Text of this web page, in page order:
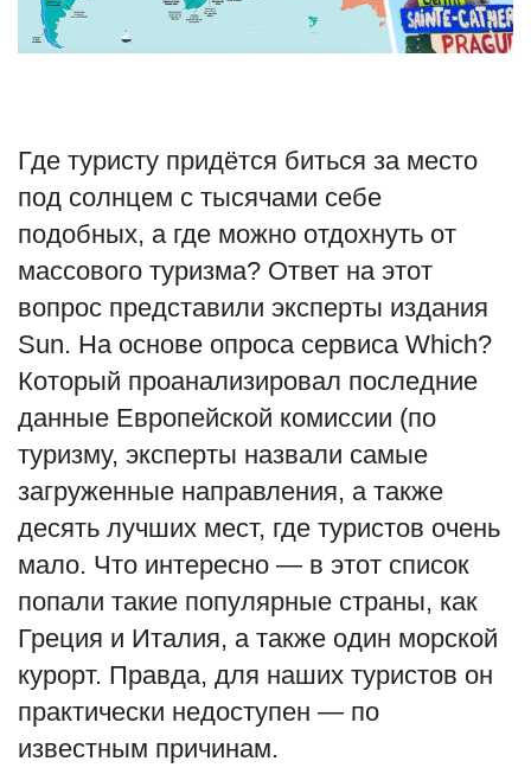
Недвижимость
Образование
Шоу-бизнес
В мире
Россия
Язык
Где туристу придётся биться за место
под солнцем с тысячами себе
подобных, а где можно отдохнуть от
массового туризма? Ответ на этот
вопрос представили эксперты издания
Sun. На основе опроса сервиса Which?
Который проанализировал последние
данные Европейской комиссии (по
туризму, эксперты назвали самые
загруженные направления, а также
десять лучших мест, где туристов очень
мало. Что интересно — в этот список
попали такие популярные страны, как
Греция и Италия, а также один морской
курорт. Правда, для наших туристов он
практически недоступен — по
известным причинам.